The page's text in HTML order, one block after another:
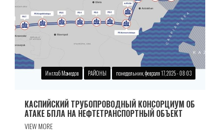
Инглаб Мамедов РАЙОНЫ понедельник, февраля 17, 2025 - 08:03
КАСПИЙСКИЙ ТРУБОПРОВОДНЫЙ КОНСОРЦИУМ ОБ
АТАКЕ БПЛА НА НЕФТЕТРАНСПОРТНЫЙ ОБЪЕКТ
VIEW MORE